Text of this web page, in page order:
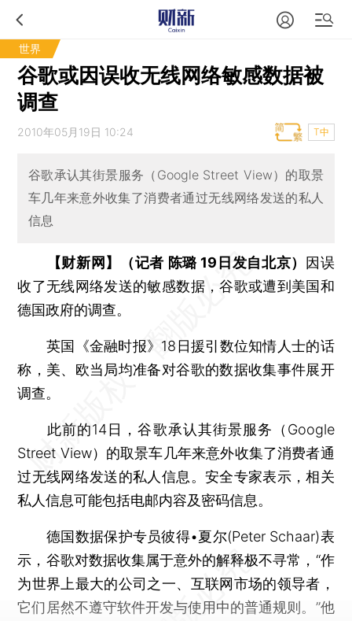
世界
谷歌或因误收无线网络敏感数据被
调查
2010年05月19日 10:24 T中
谷歌承认其街景服务（Google Street View）的取景
车几年来意外收集了消费者通过无线网络发送的私人
信息
【财新网】（记者 陈璐 19日发自北京）
因误
收了无线网络发送的敏感数据，谷歌或遭到美国和
德国政府的调查。
英国《金融时报》18日援引数位知情人士的话
称，美、欧当局均准备对谷歌的数据收集事件展开
调查。
此前的14日，谷歌承认其街景服务（Google
Street View）的取景车几年来意外收集了消费者通
过无线网络发送的私人信息。安全专家表示，相关
私人信息可能包括电邮内容及密码信息。
德国数据保护专员彼得•夏尔(Peter Schaar)表
示，谷歌对数据收集属于意外的解释极不寻常，“作
为世界上最大的公司之一、互联网市场的领导者，
它们居然不遵守软件开发与使用中的普通规则。”他